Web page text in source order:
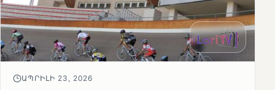
ԱՊՐԻԼԻ 23, 2026